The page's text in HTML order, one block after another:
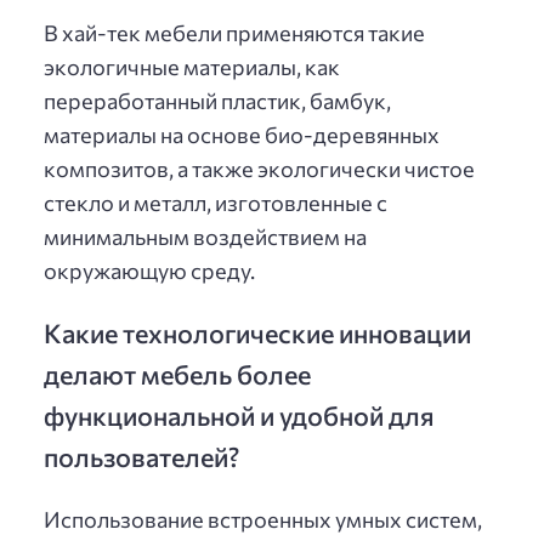
В хай-тек мебели применяются такие
экологичные материалы, как
переработанный пластик, бамбук,
материалы на основе био-деревянных
композитов, а также экологически чистое
стекло и металл, изготовленные с
минимальным воздействием на
окружающую среду.
Какие технологические инновации
делают мебель более
функциональной и удобной для
пользователей?
Использование встроенных умных систем,